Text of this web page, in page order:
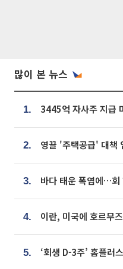
많이 본 뉴스
1.
2.
3. 바다 태운 폭염에…회
4.
5.